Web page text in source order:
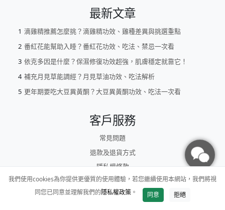
加入購物車
最新文章
滴雞精推薦怎麼挑？滴雞精功效、雞種差異與挑選重點
番紅花能幫助入睡？番紅花功效、吃法、禁忌一次看
依克多因是什麼？保濕修復功效超強，肌膚穩定就靠它！
補充月見草能調經？月見草油功效、吃法解析
更年期要吃大豆異黃酮？大豆異黃酮功效、吃法一次看
客戶服務
常見問題
退款及退貨方式
隱私權條款
服務條款
企業大宗採購
我們使用cookies為你提供更優質的使用體驗，若您繼續使用本網站，我們將視
同您已同意並理解我們的隱私權政策 。 同意 拒絕